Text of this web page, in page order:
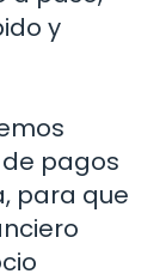
y
pagos
para que